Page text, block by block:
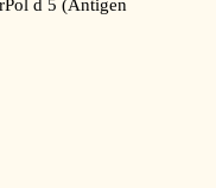
d 5 (Antigen